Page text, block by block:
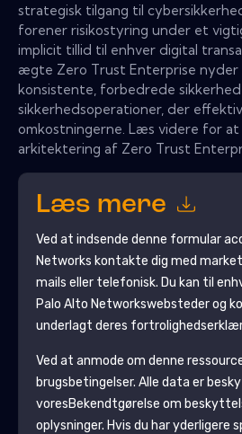
strategisk tilgang til
forener risikostyring under et
implicit tillid til enhver digital
ægte Zero Trust Enterprise nyder
konsistente, forbedrede
sikkerhedsoperationer, der
omkostningerne. Læs videre for at
arkitektering af Zero Trust
Læs mere
Ved at indsende denne formular
Networks kontakte dig med
mails eller telefonisk. Du kan til
Palo Alto Networkswebsteder og
underlagt deres
Ved at anmode om denne
brugsbetingelser. Alle data er
voresBekendtgørelse om
oplysninger. Hvis du har yderligere